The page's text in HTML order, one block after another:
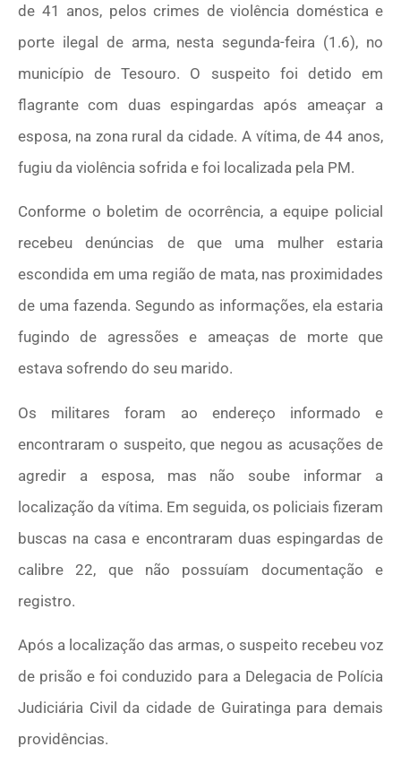
de 41 anos, pelos crimes de violência doméstica e
porte ilegal de arma, nesta segunda-feira (1.6), no
município de Tesouro. O suspeito foi detido em
flagrante com duas espingardas após ameaçar a
esposa, na zona rural da cidade. A vítima, de 44 anos,
fugiu da violência sofrida e foi localizada pela PM.
Conforme o boletim de ocorrência, a equipe policial
recebeu denúncias de que uma mulher estaria
escondida em uma região de mata, nas proximidades
de uma fazenda. Segundo as informações, ela estaria
fugindo de agressões e ameaças de morte que
estava sofrendo do seu marido.
Os militares foram ao endereço informado e
encontraram o suspeito, que negou as acusações de
agredir a esposa, mas não soube informar a
localização da vítima. Em seguida, os policiais fizeram
buscas na casa e encontraram duas espingardas de
calibre 22, que não possuíam documentação e
registro.
Após a localização das armas, o suspeito recebeu voz
de prisão e foi conduzido para a Delegacia de Polícia
Judiciária Civil da cidade de Guiratinga para demais
providências.